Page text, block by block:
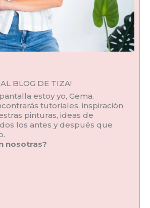
BLOG DE TIZA!
estoy yo, Gema.
tutoriales, inspiración
pinturas, ideas de
los antes y después que
nosotras?